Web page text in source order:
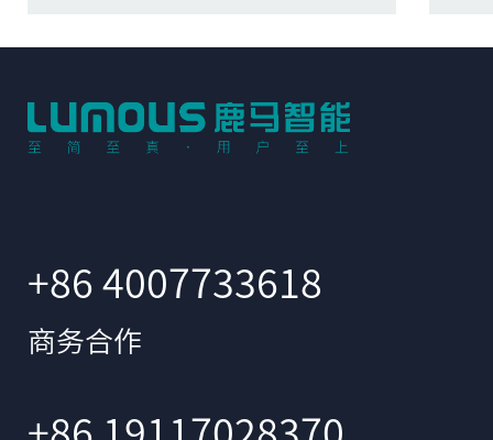
+86 4007733618
商务合作